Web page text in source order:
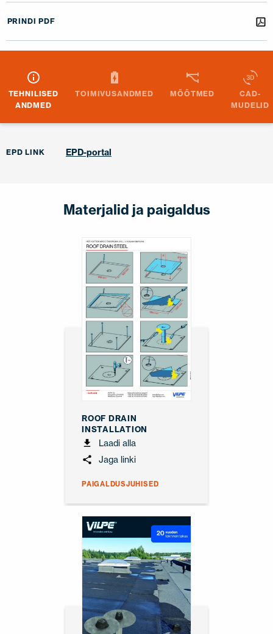
PRINDI PDF
TEHNILISED
ANDMED
TOIMIVUSANDMED MÕÕTMED
CAD-
MUDELID
EPD LINK EPD-portal
Materjalid ja paigaldus
ROOF DRAIN
INSTALLATION
Laadi alla
Jaga linki
PAIGALDUSJUHISED